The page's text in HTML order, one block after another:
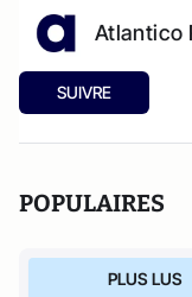
Atlantico
SUIVRE
POPULAIRES
PLUS LUS